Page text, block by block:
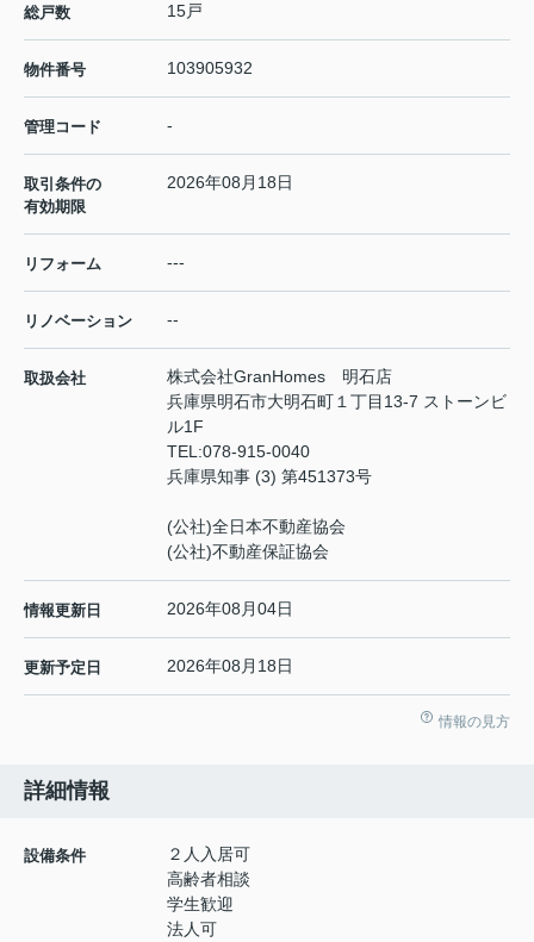
総戸数 15戸
物件番号 103905932
管理コード -
取引条件の
有効期限
2026年08月18日
リフォーム ---
リノベーション --
取扱会社
株式会社GranHomes 明石店
兵庫県明石市大明石町１丁目13-7 ストーンビ
ル1F
TEL:078-915-0040
兵庫県知事 (3) 第451373号
(公社)全日本不動産協会
(公社)不動産保証協会
情報更新日 2026年08月04日
更新予定日 2026年08月18日
情報の見方
詳細情報
設備条件
２人入居可
高齢者相談
学生歓迎
法人可